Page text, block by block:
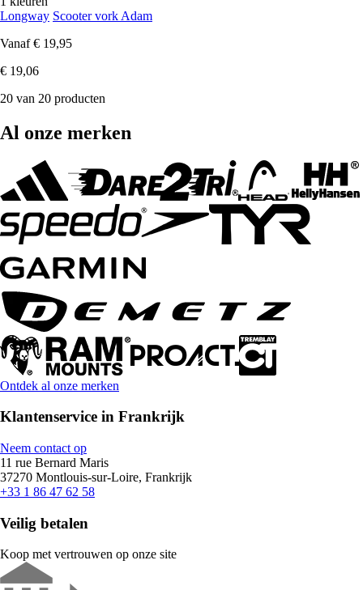
Longway Scooter vork Adam
Vanaf € 19,95
€ 19,06
20 van 20 producten
Al onze merken
Ontdek al onze merken
Klantenservice in Frankrijk
Neem contact op
11 rue Bernard Maris
37270 Montlouis-sur-Loire, Frankrijk
+33 1 86 47 62 58
Veilig betalen
Koop met vertrouwen op onze site